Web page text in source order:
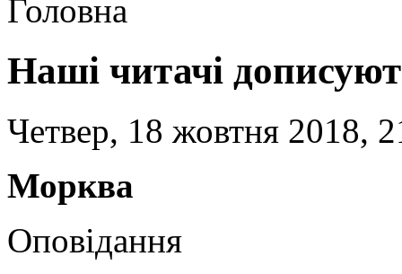
Головна
Наші читачі
Четвер, 18 жовтня 2018,
Морква
Оповідання